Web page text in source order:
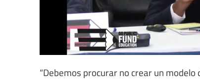
“Debemos procurar no crear un